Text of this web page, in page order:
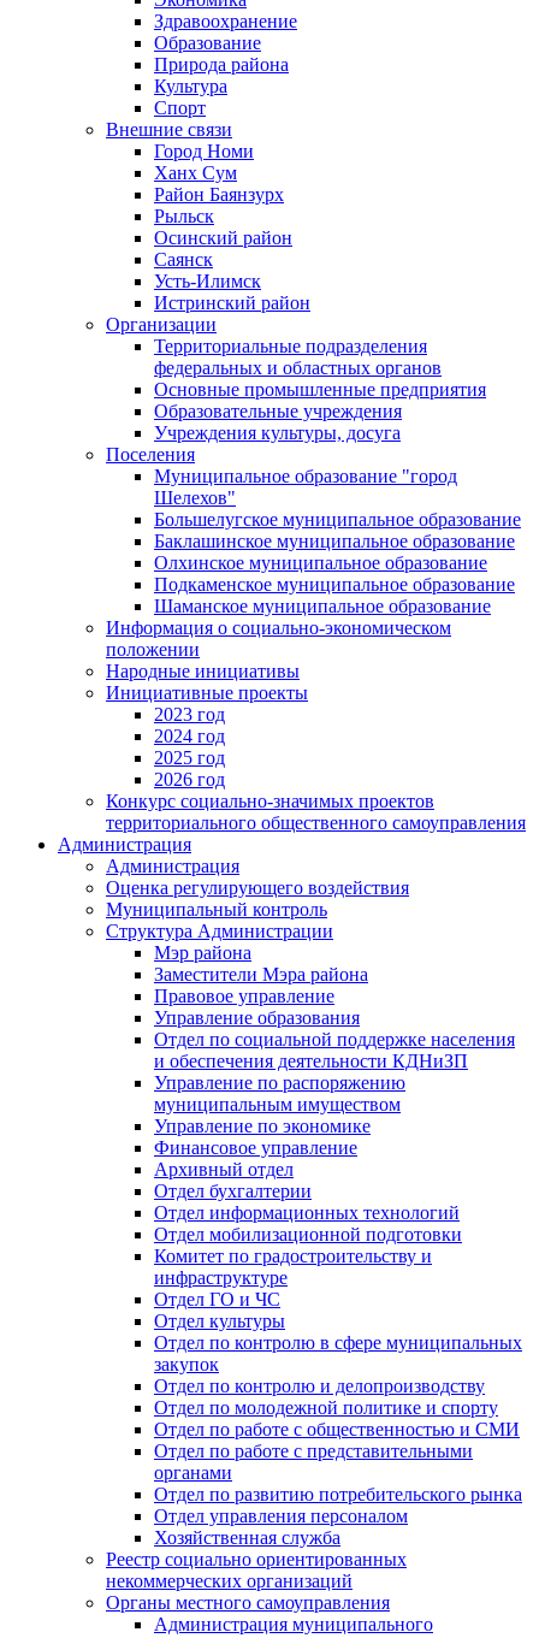
Здравоохранение
Образование
Природа района
Культура
Спорт
Внешние связи
Город Номи
Ханх Сум
Район Баянзурх
Рыльск
Осинский район
Саянск
Усть-Илимск
Истринский район
Организации
Территориальные подразделения
федеральных и областных органов
Основные промышленные предприятия
Образовательные учреждения
Учреждения культуры, досуга
Поселения
Муниципальное образование "город
Шелехов"
Большелугское муниципальное образование
Баклашинское муниципальное образование
Олхинское муниципальное образование
Подкаменское муниципальное образование
Шаманское муниципальное образование
Информация о социально-экономическом
положении
Народные инициативы
Инициативные проекты
2023 год
2024 год
2025 год
2026 год
Конкурс социально-значимых проектов
территориального общественного самоуправления
Администрация
Администрация
Оценка регулирующего воздействия
Муниципальный контроль
Структура Администрации
Мэр района
Заместители Мэра района
Правовое управление
Управление образования
Отдел по социальной поддержке населения
и обеспечения деятельности КДНиЗП
Управление по распоряжению
муниципальным имуществом
Управление по экономике
Финансовое управление
Архивный отдел
Отдел бухгалтерии
Отдел информационных технологий
Отдел мобилизационной подготовки
Комитет по градостроительству и
инфраструктуре
Отдел ГО и ЧС
Отдел культуры
Отдел по контролю в сфере муниципальных
закупок
Отдел по контролю и делопроизводству
Отдел по молодежной политике и спорту
Отдел по работе с общественностью и СМИ
Отдел по работе с представительными
органами
Отдел по развитию потребительского рынка
Отдел управления персоналом
Хозяйственная служба
Реестр социально ориентированных
некоммерческих организаций
Органы местного самоуправления
Администрация муниципального